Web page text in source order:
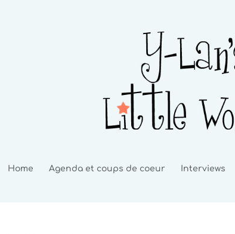
Home Agenda et coups de coeur Interviews